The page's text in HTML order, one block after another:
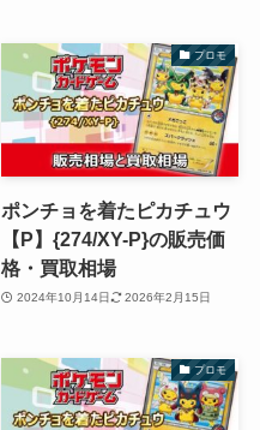
プロモ
ポンチョを着たピカチュウ
【P】{274/XY-P}の販売価
格・買取相場
2024年10月14日 2026年2月15日
プロモ